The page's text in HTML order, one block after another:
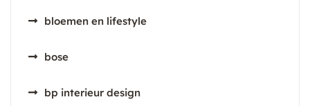
bloemen en lifestyle
bose
bp interieur design